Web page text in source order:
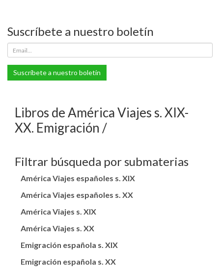
Suscríbete a nuestro boletín
Suscríbete a nuestro boletín
Libros de América Viajes s. XIX-
XX. Emigración
Filtrar búsqueda por submaterias
América Viajes españoles s. XIX
América Viajes españoles s. XX
América Viajes s. XIX
América Viajes s. XX
Emigración española s. XIX
Emigración española s. XX